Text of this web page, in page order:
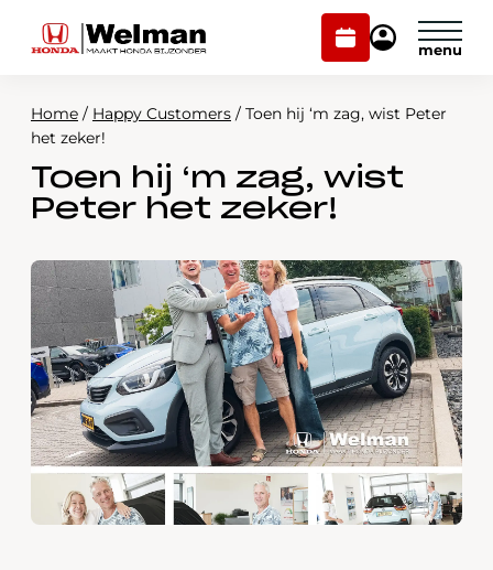
Plan
onderhoud
Mijn
Modellen
Voorraad
Over ons
Webshop
Contact
Plan onderhoud
Home / Happy Customers / Toen hij ‘m zag, wist Peter
het zeker!
Toen hij ‘m zag, wist
Peter het zeker!